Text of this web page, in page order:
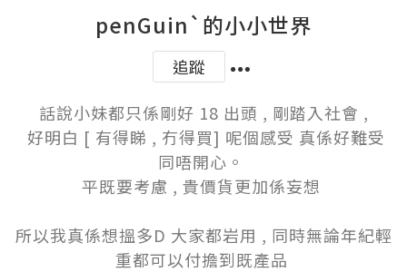
penGuin`的小小世界
追蹤
話說小妹都只係剛好 18 出頭 , 剛踏入社會 ,
同唔開心。
平既要考慮 , 貴價貨更加係妄想
所以我真係想搵多D 大家都岩用 , 同時無論年紀輕
重都可以付擔到既產品